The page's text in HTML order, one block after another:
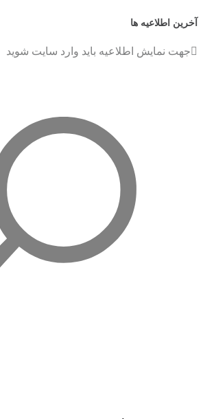
آخرین اطلاعیه ها
جهت نمایش اطلاعیه باید وارد سایت شوید